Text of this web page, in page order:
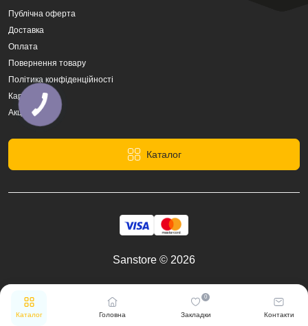
Каталог Головна Закладки
0
Контакти
Публічна оферта
Доставка
Оплата
Повернення товару
Політика конфіденційності
Карта сайту
Акції
Каталог
Sanstore © 2026